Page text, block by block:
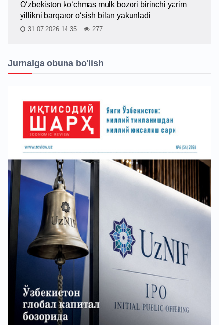
O‘zbekiston ko‘chmas mulk bozori birinchi yarim
yillikni barqaror o‘sish bilan yakunladi
31.07.2026 14:35 277
Jurnalga obuna bo'lish